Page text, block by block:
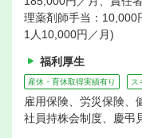
理薬剤師手当：10,000
1人10,000円／月)
福利厚生
産休・育休取得実績有り ス
雇用保険、労災保険、
社員持株会制度、慶弔